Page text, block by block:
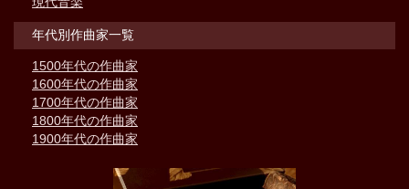
年代別作曲家一覧
1500年代の作曲家
1600年代の作曲家
1700年代の作曲家
1800年代の作曲家
1900年代の作曲家